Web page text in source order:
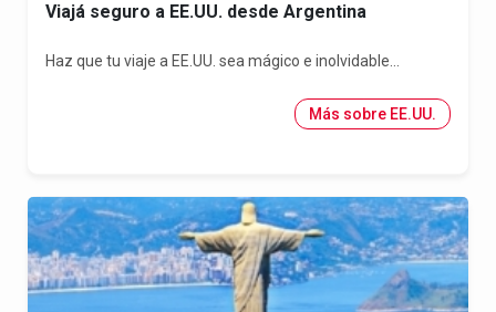
Viajá seguro a EE.UU. desde Argentina
Haz que tu viaje a EE.UU. sea mágico e inolvidable...
Más sobre EE.UU.